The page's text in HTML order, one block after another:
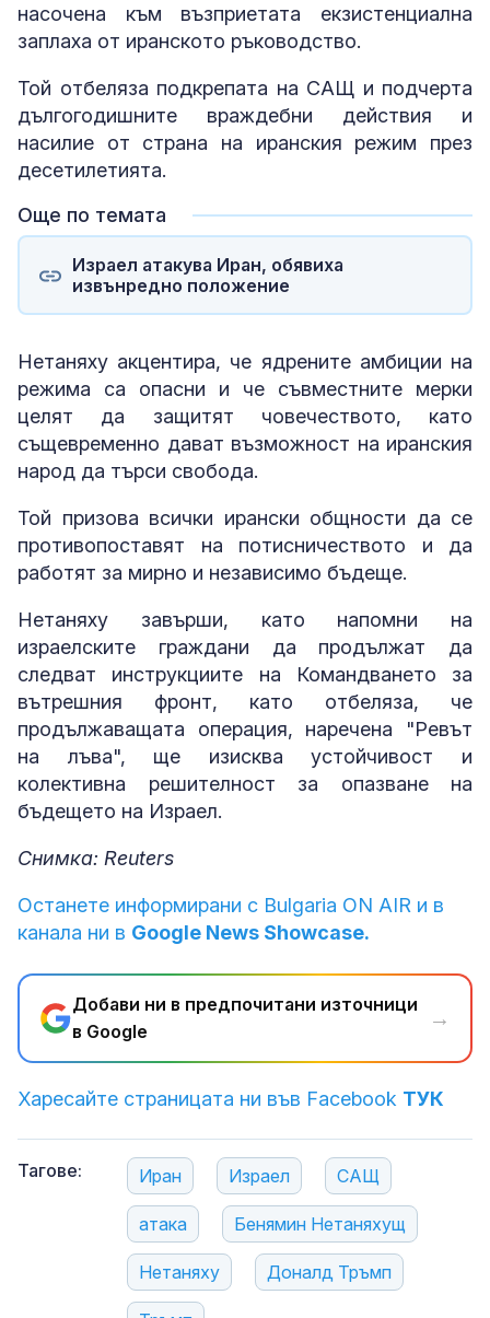
насочена към възприетата екзистенциална
заплаха от иранското ръководство.
Той отбеляза подкрепата на САЩ и подчерта
дългогодишните враждебни действия и
насилие от страна на иранския режим през
десетилетията.
Още по темата
Израел атакува Иран, обявиха
извънредно положение
Нетаняху акцентира, че ядрените амбиции на
режима са опасни и че съвместните мерки
целят да защитят човечеството, като
същевременно дават възможност на иранския
народ да търси свобода.
Той призова всички ирански общности да се
противопоставят на потисничеството и да
работят за мирно и независимо бъдеще.
Нетаняху завърши, като напомни на
израелските граждани да продължат да
следват инструкциите на Командването за
вътрешния фронт, като отбеляза, че
продължаващата операция, наречена "Ревът
на лъва", ще изисква устойчивост и
колективна решителност за опазване на
бъдещето на Израел.
Снимка: Reuters
Останете информирани с Bulgaria ON AIR и в
канала ни в Google News Showcase.
Добави ни в предпочитани източници
в Google
→
Харесайте страницата ни във Facebook ТУК
Тагове: Иран Израел САЩ
атака Бенямин Нетаняхущ
Нетаняху Доналд Тръмп